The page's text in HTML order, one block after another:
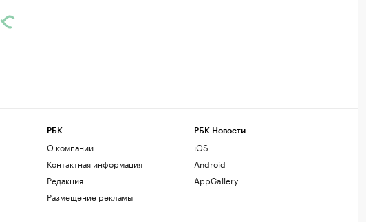
РБК
О компании
Контактная информация
Редакция
Размещение рекламы
РБК Новости
iOS
Android
AppGallery